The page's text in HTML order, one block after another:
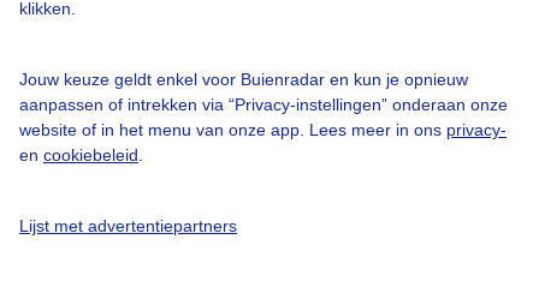
klikken.
Jouw keuze geldt enkel voor Buienradar en kun je opnieuw
aanpassen of intrekken via “Privacy-instellingen” onderaan onze
website of in het menu van onze app. Lees meer in ons privacy-
en cookiebeleid
Lijst met advertentiepartners
Adverteren
Buienradar Team
Cookie beleid